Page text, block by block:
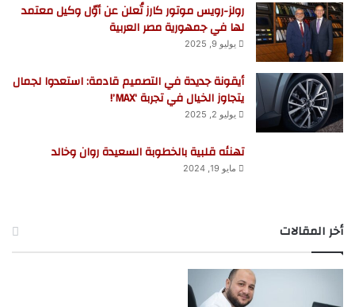
رولز-رويس موتور كارز تُعلن عن أوّل وكيل معتمد
لها في جمهورية مصر العربية
يوليو 9, 2025
أيقونة جديدة في التصميم قادمة: استعدوا لجمال
يتجاوز الخيال في تجربة ‘MAX’!
يوليو 2, 2025
تهنئه قلبية بالخطوبة السعيدة روان وخالد
مايو 19, 2024
أخر المقالات